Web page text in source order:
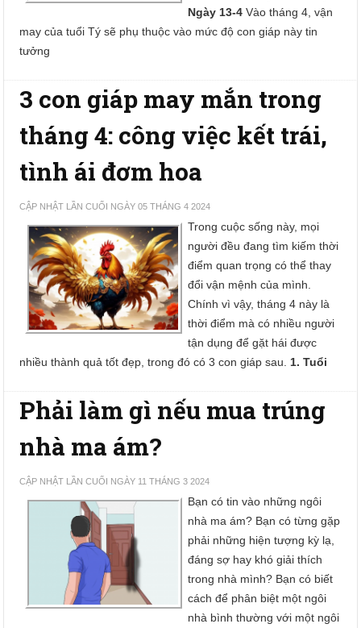
Ngày 13-4 Vào tháng 4, vận
may của tuổi Tý sẽ phụ thuộc vào mức độ con giáp này tin
tưởng
3 con giáp may mắn trong
tháng 4: công việc kết trái,
tình ái đơm hoa
CẬP NHẬT LẦN CUỐI NGÀY 05 THÁNG 4 2024
Trong cuộc sống này, mọi
người đều đang tìm kiếm thời
điểm quan trọng có thể thay
đổi vận mệnh của mình.
Chính vì vậy, tháng 4 này là
thời điểm mà có nhiều người
tận dụng để gặt hái được
nhiều thành quả tốt đẹp, trong đó có 3 con giáp sau. 1. Tuổi
Phải làm gì nếu mua trúng
nhà ma ám?
CẬP NHẬT LẦN CUỐI NGÀY 11 THÁNG 3 2024
Bạn có tin vào những ngôi
nhà ma ám? Bạn có từng gặp
phải những hiện tượng kỳ lạ,
đáng sợ hay khó giải thích
trong nhà mình? Bạn có biết
cách để phân biệt một ngôi
nhà bình thường với một ngôi